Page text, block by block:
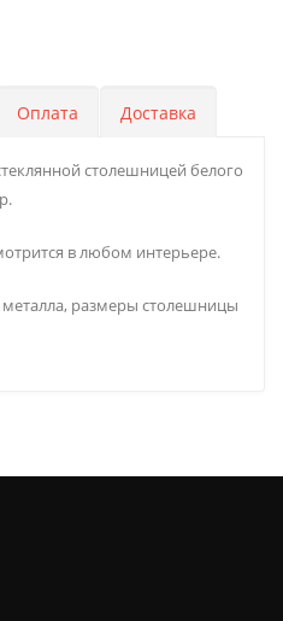
Оплата Доставка
столешницей белого
в любом интерьере.
размеры столешницы